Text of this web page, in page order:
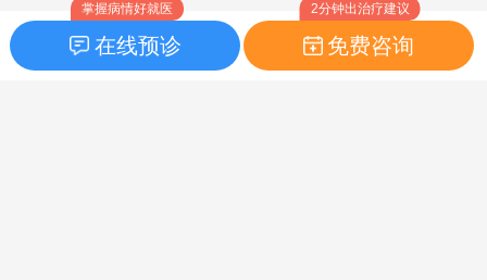
掌握病情好就医
在线预诊
2分钟出治疗建议
免费咨询